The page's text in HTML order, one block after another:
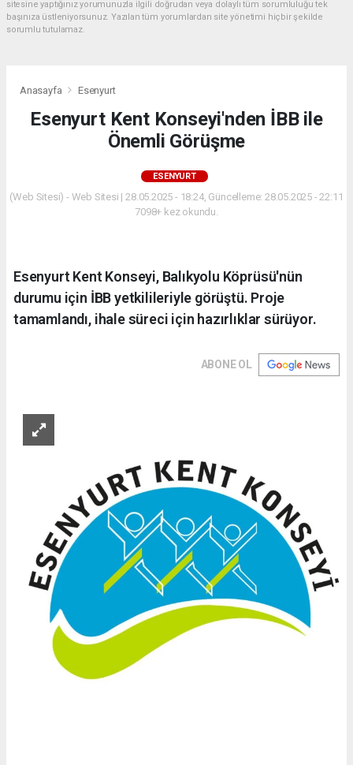
sitesine yaptığınız yorumunuzla ilgili doğrudan veya dolaylı tüm sorumluluğu tek
başınıza üstleniyorsunuz. Yazılan tüm yorumlardan site yönetimi hiçbir şekilde
sorumlu tutulamaz.
Anasayfa Esenyurt
Esenyurt Kent Konseyi'nden İBB ile
Önemli Görüşme
ESENYURT
(Web Sitesi) - Web Sitesi | 28.05.2025 - 18:24, Güncelleme: 28.05.2025 - 22:11
7098+ kez okundu.
Esenyurt Kent Konseyi, Balıkyolu Köprüsü'nün
durumu için İBB yetkilileriyle görüştü. Proje
tamamlandı, ihale süreci için hazırlıklar sürüyor.
ABONE OL